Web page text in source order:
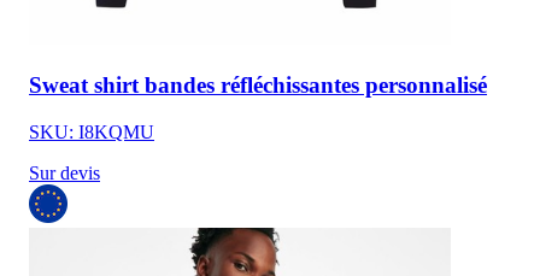
Sweat shirt bandes réfléchissantes personnalisé
SKU: I8KQMU
Sur devis